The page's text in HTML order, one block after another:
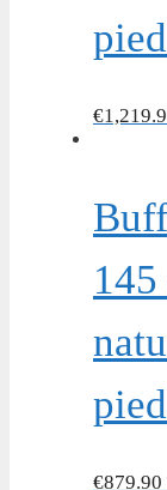
€
€879.90